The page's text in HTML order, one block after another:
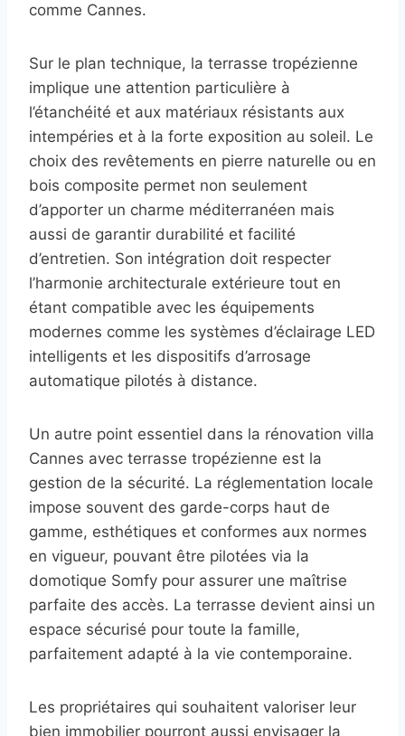
comme Cannes.
Sur le plan technique, la terrasse tropézienne
implique une attention particulière à
l’étanchéité et aux matériaux résistants aux
intempéries et à la forte exposition au soleil. Le
choix des revêtements en pierre naturelle ou en
bois composite permet non seulement
d’apporter un charme méditerranéen mais
aussi de garantir durabilité et facilité
d’entretien. Son intégration doit respecter
l’harmonie architecturale extérieure tout en
étant compatible avec les équipements
modernes comme les systèmes d’éclairage LED
intelligents et les dispositifs d’arrosage
automatique pilotés à distance.
Un autre point essentiel dans la rénovation villa
Cannes avec terrasse tropézienne est la
gestion de la sécurité. La réglementation locale
impose souvent des garde-corps haut de
gamme, esthétiques et conformes aux normes
en vigueur, pouvant être pilotées via la
domotique Somfy pour assurer une maîtrise
parfaite des accès. La terrasse devient ainsi un
espace sécurisé pour toute la famille,
parfaitement adapté à la vie contemporaine.
Les propriétaires qui souhaitent valoriser leur
bien immobilier pourront aussi envisager la